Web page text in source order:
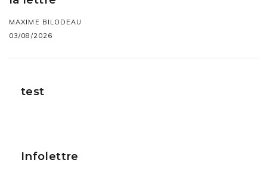
MAXIME BILODEAU
03/08/2026
test
Infolettre